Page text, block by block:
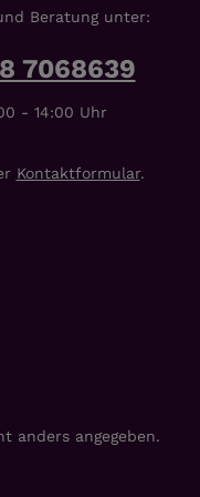
Beratung unter:
7068639
- 14:00 Uhr
Kontaktformular.
anders angegeben.